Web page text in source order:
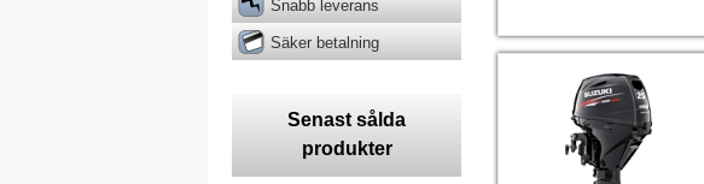
Snabb leverans
Säker betalning
Senast sålda
produkter